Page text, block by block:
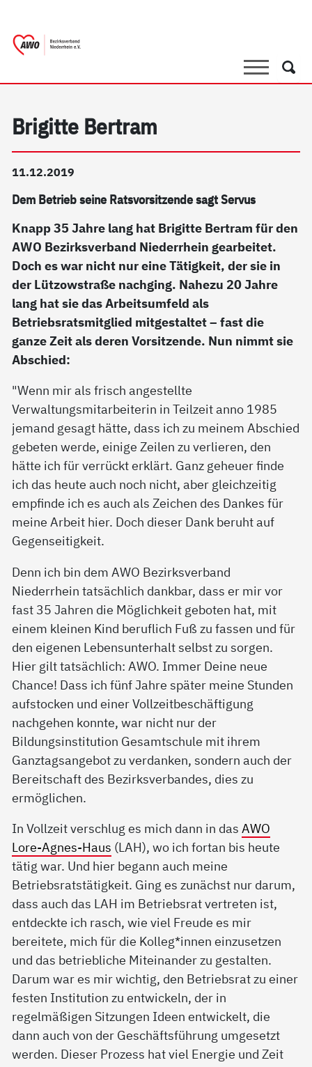
SucheSuche
Brigitte Bertram
11.12.2019
Dem Betrieb seine Ratsvorsitzende sagt Servus
Knapp 35 Jahre lang hat Brigitte Bertram für den
AWO Bezirksverband Niederrhein gearbeitet.
Doch es war nicht nur eine Tätigkeit, der sie in
der Lützowstraße nachging. Nahezu 20 Jahre
lang hat sie das Arbeitsumfeld als
Betriebsratsmitglied mitgestaltet – fast die
ganze Zeit als deren Vorsitzende. Nun nimmt sie
Abschied:
"Wenn mir als frisch angestellte
Verwaltungsmitarbeiterin in Teilzeit anno 1985
jemand gesagt hätte, dass ich zu meinem Abschied
gebeten werde, einige Zeilen zu verlieren, den
hätte ich für verrückt erklärt. Ganz geheuer finde
ich das heute auch noch nicht, aber gleichzeitig
empfinde ich es auch als Zeichen des Dankes für
meine Arbeit hier. Doch dieser Dank beruht auf
Gegenseitigkeit.
Denn ich bin dem AWO Bezirksverband
Niederrhein tatsächlich dankbar, dass er mir vor
fast 35 Jahren die Möglichkeit geboten hat, mit
einem kleinen Kind beruflich Fuß zu fassen und für
den eigenen Lebensunterhalt selbst zu sorgen.
Hier gilt tatsächlich: AWO. Immer Deine neue
Chance! Dass ich fünf Jahre später meine Stunden
aufstocken und einer Vollzeitbeschäftigung
nachgehen konnte, war nicht nur der
Bildungsinstitution Gesamtschule mit ihrem
Ganztagsangebot zu verdanken, sondern auch der
Bereitschaft des Bezirksverbandes, dies zu
ermöglichen.
In Vollzeit verschlug es mich dann in das AWO
Lore-Agnes-Haus (LAH), wo ich fortan bis heute
tätig war. Und hier begann auch meine
Betriebsratstätigkeit. Ging es zunächst nur darum,
dass auch das LAH im Betriebsrat vertreten ist,
entdeckte ich rasch, wie viel Freude es mir
bereitete, mich für die Kolleg*innen einzusetzen
und das betriebliche Miteinander zu gestalten.
Darum war es mir wichtig, den Betriebsrat zu einer
festen Institution zu entwickeln, der in
regelmäßigen Sitzungen Ideen entwickelt, die
dann auch von der Geschäftsführung umgesetzt
werden. Dieser Prozess hat viel Energie und Zeit